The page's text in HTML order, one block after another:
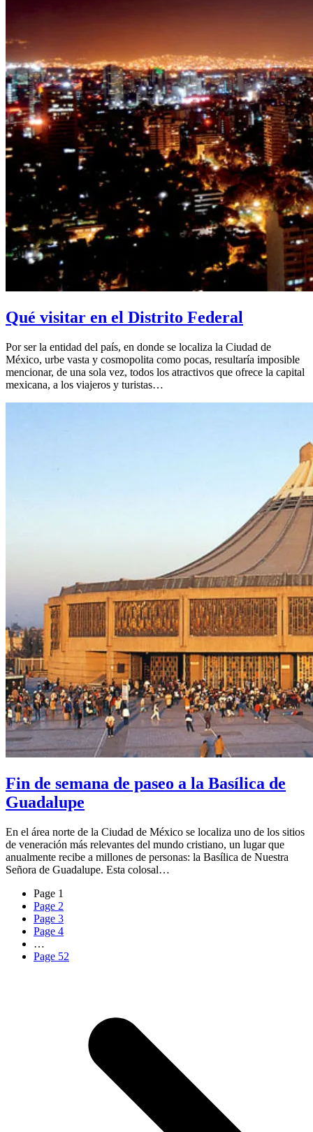
Qué visitar en el Distrito Federal
Por ser la entidad del país, en donde se localiza la Ciudad de
México, urbe vasta y cosmopolita como pocas, resultaría imposible
mencionar, de una sola vez, todos los atractivos que ofrece la capital
mexicana, a los viajeros y turistas…
Fin de semana de paseo a la Basílica de
Guadalupe
En el área norte de la Ciudad de México se localiza uno de los sitios
de veneración más relevantes del mundo cristiano, un lugar que
anualmente recibe a millones de personas: la Basílica de Nuestra
Señora de Guadalupe. Esta colosal…
Page 1
Page 2
Page 3
Page 4
…
Page 52